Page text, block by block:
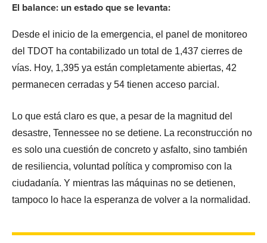
El balance: un estado que se levanta:
Desde el inicio de la emergencia, el panel de monitoreo
del TDOT ha contabilizado un total de 1,437 cierres de
vías. Hoy, 1,395 ya están completamente abiertas, 42
permanecen cerradas y 54 tienen acceso parcial.
Lo que está claro es que, a pesar de la magnitud del
desastre, Tennessee no se detiene. La reconstrucción no
es solo una cuestión de concreto y asfalto, sino también
de resiliencia, voluntad política y compromiso con la
ciudadanía. Y mientras las máquinas no se detienen,
tampoco lo hace la esperanza de volver a la normalidad.